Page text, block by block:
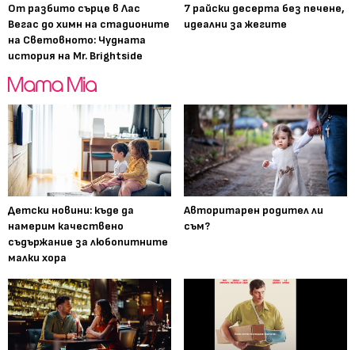
От разбито сърце в Лас
Вегас до химн на стадионите
на Световното: Чудната
история на Mr. Brightside
7 райски десерта без печене,
идеални за жегите
Детски новини: къде да
намерим качествено
съдържание за любопитните
малки хора
Авторитарен родител ли
съм?